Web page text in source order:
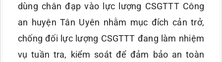
dùng chân đạp vào lực lượng CSGTTT Công
an huyện Tân Uyên nhằm mục đích cản trở,
chống đối lực lượng CSGTTT đang làm nhiệm
vụ tuần tra, kiểm soát để đảm bảo an toàn